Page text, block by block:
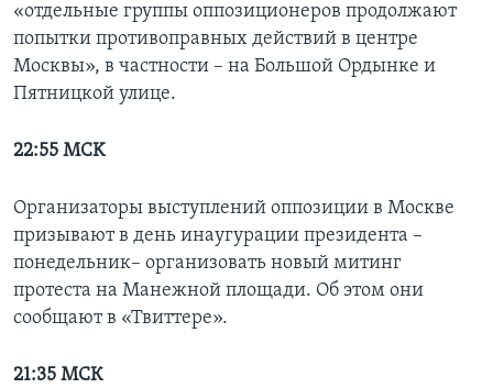
«отдельные группы оппозиционеров продолжают
попытки противоправных действий в центре
Москвы», в частности – на Большой Ордынке и
Пятницкой улице.
22:55 MCK
Организаторы выступлений оппозиции в Москве
призывают в день инаугурации президента –
понедельник– организовать новый митинг
протеста на Манежной площади. Об этом они
сообщают в «Твиттере».
21:35 МСК